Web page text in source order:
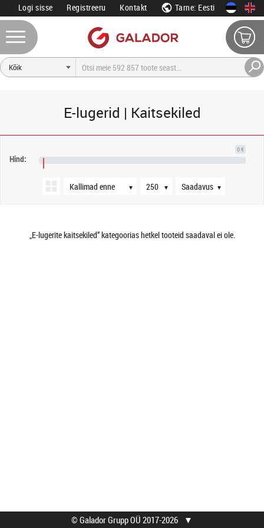
Logi sisse Registreeru Kontakt Tarne: Eesti
E-lugerid | Kaitsekiled
Hind:
0 €
▼
Järjestus
▼
Tooteid lehel
▼
Saadavus
„E-lugerite kaitsekiled” kategoorias hetkel tooteid saadaval ei ole.
© Galador Grupp OÜ 2017-2026 ▼